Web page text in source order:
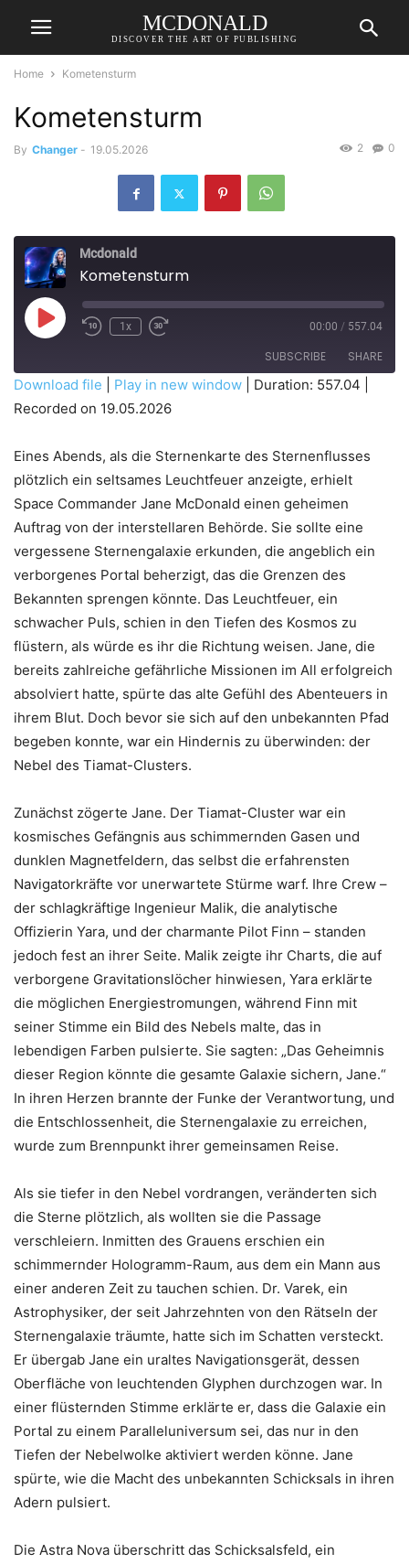
MCDONALD
DISCOVER THE ART OF PUBLISHING
Home Kometensturm
Kometensturm
By Changer - 19.05.2026 0
2
Mcdonald
Kometensturm
Play
Episode
1x 00:00 / 557.04
SUBSCRIBE SHARE
SHARE
LINK
EMBED
Download file Play in new window Duration: 557.04
Recorded on 19.05.2026
Eines Abends, als die Sternenkarte des Sternenflusses
plötzlich ein seltsames Leuchtfeuer anzeigte, erhielt
Space Commander Jane McDonald einen geheimen
Auftrag von der interstellaren Behörde. Sie sollte eine
vergessene Sternengalaxie erkunden, die angeblich ein
verborgenes Portal beherzigt, das die Grenzen des
Bekannten sprengen könnte. Das Leuchtfeuer, ein
schwacher Puls, schien in den Tiefen des Kosmos zu
flüstern, als würde es ihr die Richtung weisen. Jane, die
bereits zahlreiche gefährliche Missionen im All erfolgreich
absolviert hatte, spürte das alte Gefühl des Abenteuers in
ihrem Blut. Doch bevor sie sich auf den unbekannten Pfad
begeben konnte, war ein Hindernis zu überwinden: der
Nebel des Tiamat-Clusters.
Zunächst zögerte Jane. Der Tiamat-Cluster war ein
kosmisches Gefängnis aus schimmernden Gasen und
dunklen Magnetfeldern, das selbst die erfahrensten
Navigatorkräfte vor unerwartete Stürme warf. Ihre Crew –
der schlagkräftige Ingenieur Malik, die analytische
Offizierin Yara, und der charmante Pilot Finn – standen
jedoch fest an ihrer Seite. Malik zeigte ihr Charts, die auf
verborgene Gravitationslöcher hinwiesen, Yara erklärte
die möglichen Energiestromungen, während Finn mit
seiner Stimme ein Bild des Nebels malte, das in
lebendigen Farben pulsierte. Sie sagten: „Das Geheimnis
dieser Region könnte die gesamte Galaxie sichern, Jane.“
In ihren Herzen brannte der Funke der Verantwortung, und
die Entschlossenheit, die Sternengalaxie zu erreichen,
wurde zum Brennpunkt ihrer gemeinsamen Reise.
Als sie tiefer in den Nebel vordrangen, veränderten sich
die Sterne plötzlich, als wollten sie die Passage
verschleiern. Inmitten des Grauens erschien ein
schimmernder Hologramm-Raum, aus dem ein Mann aus
einer anderen Zeit zu tauchen schien. Dr. Varek, ein
Astrophysiker, der seit Jahrzehnten von den Rätseln der
Sternengalaxie träumte, hatte sich im Schatten versteckt.
Er übergab Jane ein uraltes Navigationsgerät, dessen
Oberfläche von leuchtenden Glyphen durchzogen war. In
einer flüsternden Stimme erklärte er, dass die Galaxie ein
Portal zu einem Paralleluniversum sei, das nur in den
Tiefen der Nebelwolke aktiviert werden könne. Jane
spürte, wie die Macht des unbekannten Schicksals in ihren
Adern pulsiert.
Die Astra Nova überschritt das Schicksalsfeld, ein